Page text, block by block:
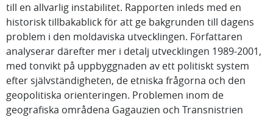
till en allvarlig instabilitet. Rapporten inleds med en
historisk tillbakablick för att ge bakgrunden till dagens
problem i den moldaviska utvecklingen. Författaren
analyserar därefter mer i detalj utvecklingen 1989-2001,
med tonvikt på uppbyggnaden av ett politiskt system
efter självständigheten, de etniska frågorna och den
geopolitiska orienteringen. Problemen inom de
geografiska områdena Gagauzien och Transnistrien